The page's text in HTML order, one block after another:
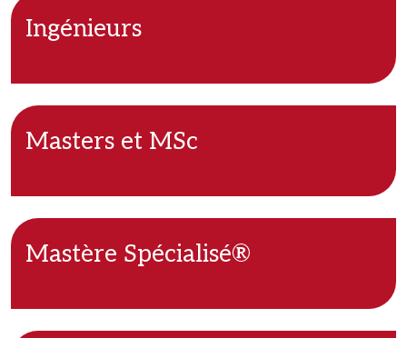
Ingénieurs
Masters et MSc
Mastère Spécialisé®